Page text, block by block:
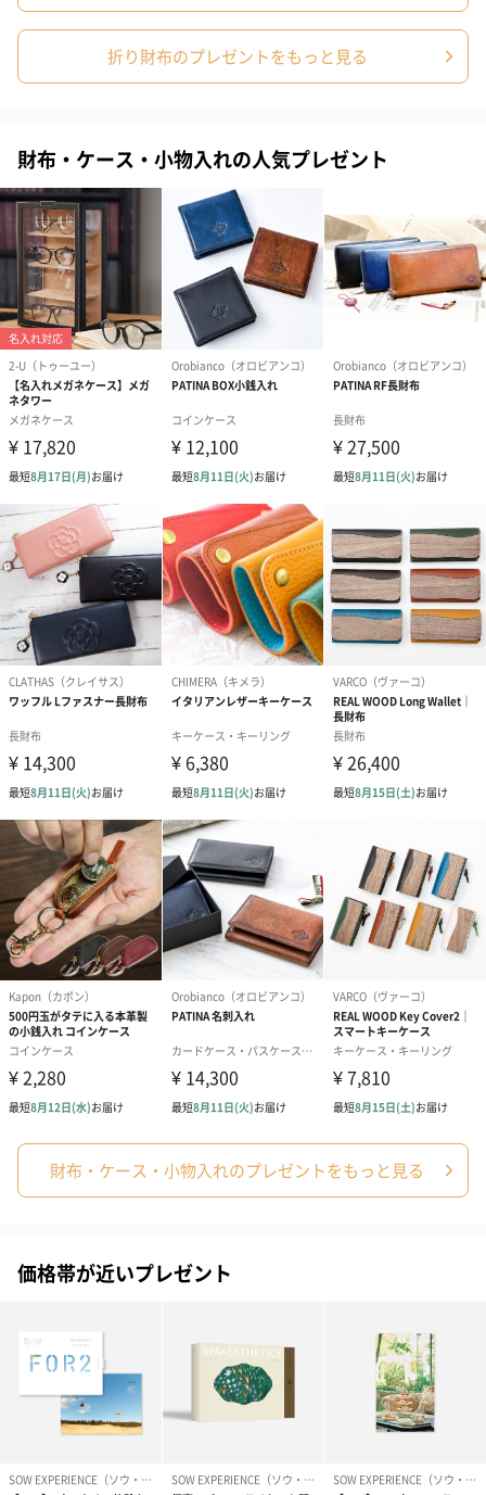
高さ
四角い紙箱
重さ/内容量
140g
・札ポケット2
お届け内容・
セット状態
お財布本体を紙箱に入れ段ボール箱でお届けします。
カラーコード
＃10ブラック
＃20グレー
＃34オレンジ
＃70グリーン
＃80ブルー
原産国
中国
その他留意事
スマートフォンは機種やサイズによって収納ができな
い場合もございますので、サイズをご確認ください。
折り財布のプレゼントをもっと見る
財布・ケース・小物入れの人気プレゼント
財布・ケース・小物入れのプレゼントをもっと見る
価格帯が近いプレゼント